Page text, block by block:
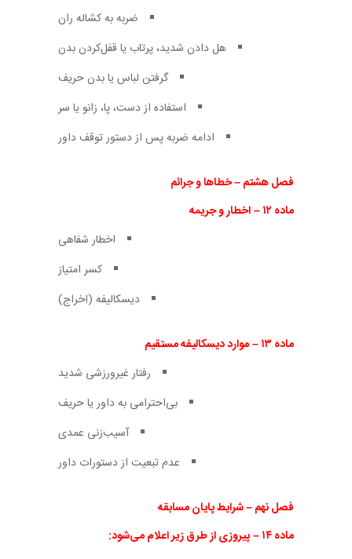
ضربه به کشاله ران
هل دادن شدید، پرتاب یا قفل‌کردن بدن
گرفتن لباس یا بدن حریف
استفاده از دست، پا، زانو یا سر
ادامه ضربه پس از دستور توقف داور
فصل هشتم–خطاها و جرائم
ماده ۱۲–اخطار و جریمه
اخطار شفاهی
کسر امتیاز
دیسکالیفه (اخراج)
ماده ۱۳–موارد دیسکالیفه مستقیم
رفتار غیرورزشی شدید
بی‌احترامی به داور یا حریف
آسیب‌زنی عمدی
عدم تبعیت از دستورات داور
فصل نهم–شرایط پایان مسابقه
ماده۱۴–پیروزی از طرق زیر اعلام می‌شود: